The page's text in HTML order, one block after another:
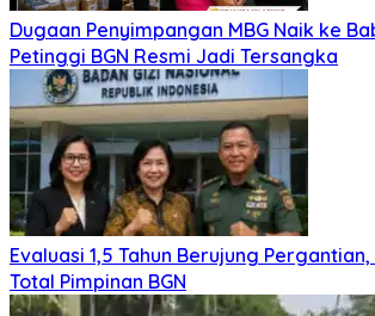
Dugaan Penyimpangan MBG Naik ke
Petinggi BGN Resmi Jadi Tersangka
Evaluasi 1,5 Tahun Berujung
Total Pimpinan BGN